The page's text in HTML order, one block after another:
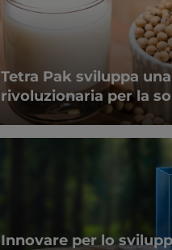
Tetra Pak sviluppa
rivoluzionaria per la
Innovare per lo